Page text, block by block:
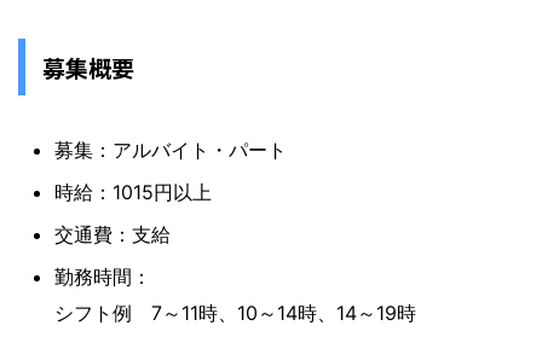
募集概要
募集：アルバイト・パート
時給：1015円以上
交通費：支給
勤務時間：
シフト例 7～11時、10～14時、14～19時